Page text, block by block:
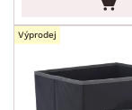
Výprodej